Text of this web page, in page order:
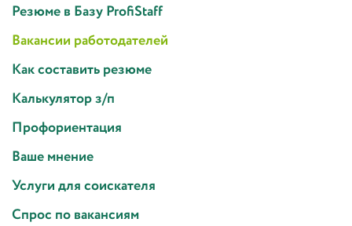
Резюме в Базу ProfiStaff
Вакансии работодателей
Как составить резюме
Калькулятор з/п
Профориентация
Ваше мнение
Услуги для соискателя
Спрос по вакансиям